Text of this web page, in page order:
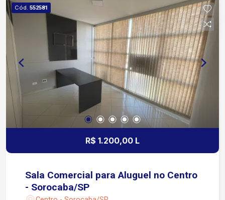
de mobilidade e comércio Aproximadamente 3
minutos da Avenida General Osório Fácil acesso
às principais regiões da cidade e às principais
vias de ligação Próxima a bancos, cartórios,
órgãos públicos, hospitais, clínicas, restaurantes,
estacionamentos, comércios e ampla rede de
serviços Região com grande circulação de
pessoas e excelente acesso por transporte
público Localização estratégica para empresas
que buscam visibilidade, praticidade e facilidade
de deslocamento
Cód. 552581
R$ 1.200,00 L
Sala Comercial para Aluguel no Centro
- Sorocaba/SP